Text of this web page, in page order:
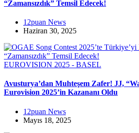
“Zamansızdık” Temsil Edecek!
12puan News
Haziran 30, 2025
EUROVISION 2025 - BASEL
Avusturya’dan Muhteşem Zafer! JJ,
Eurovision 2025’in Kazananı Oldu
12puan News
Mayıs 18, 2025